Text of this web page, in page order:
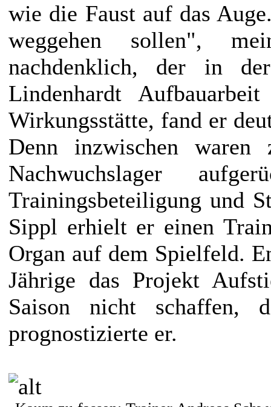
wie die Faust auf das
weggehen sollen",
nachdenklich, der in
Lindenhardt
Wirkungsstätte, fand er
Denn inzwischen waren
Nachwuchslager
Trainingsbeteiligung und
Sippl erhielt er einen
Organ auf dem Spielfeld.
Jährige das Projekt
Saison nicht schaffen,
prognostizierte er.